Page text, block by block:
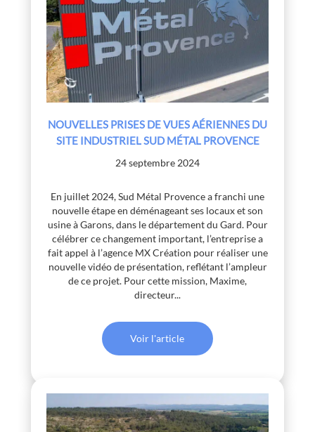
NOUVELLES PRISES DE VUES AÉRIENNES DU
SITE INDUSTRIEL SUD MÉTAL PROVENCE
24 septembre 2024
En juillet 2024, Sud Métal Provence a franchi une
nouvelle étape en déménageant ses locaux et son
usine à Garons, dans le département du Gard. Pour
célébrer ce changement important, l’entreprise a
fait appel à l’agence MX Création pour réaliser une
nouvelle vidéo de présentation, reflétant l’ampleur
de ce projet. Pour cette mission, Maxime,
directeur...
Voir l'article